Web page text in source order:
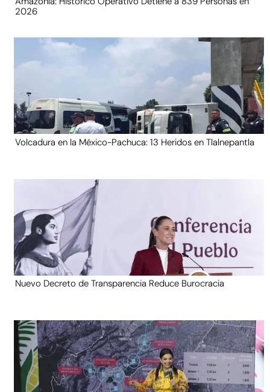
2026
Volcadura en la México-Pachuca: 13 Heridos en Tlalnepantla
Nuevo Decreto de Transparencia Reduce Burocracia